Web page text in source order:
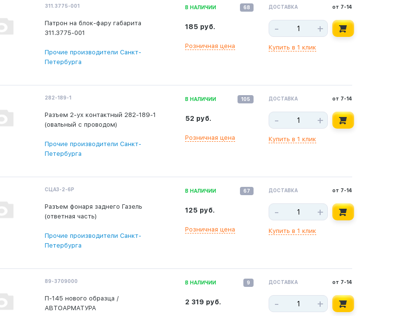
311.3775-001
Патрон на блок-фару габарита
311.3775-001
Прочие производители Санкт-
Петербурга
В НАЛИЧИИ 68
185 руб.
Розничная цена
ДОСТАВКА от 7-14
- +
Купить в 1 клик
282-189-1
Разъем 2-ух контактный 282-189-1
(овальный с проводом)
Прочие производители Санкт-
Петербурга
В НАЛИЧИИ 105
52 руб.
Розничная цена
ДОСТАВКА от 7-14
- +
Купить в 1 клик
СЦАЗ-2-6Р
Разъем фонаря заднего Газель
(ответная часть)
Прочие производители Санкт-
Петербурга
В НАЛИЧИИ 67
125 руб.
Розничная цена
ДОСТАВКА от 7-14
- +
Купить в 1 клик
89-3709000
П-145 нового образца /
АВТОАРМАТУРА
В НАЛИЧИИ 9
2 319 руб.
ДОСТАВКА от 7-14
- +